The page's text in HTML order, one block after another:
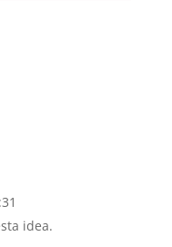
idea.